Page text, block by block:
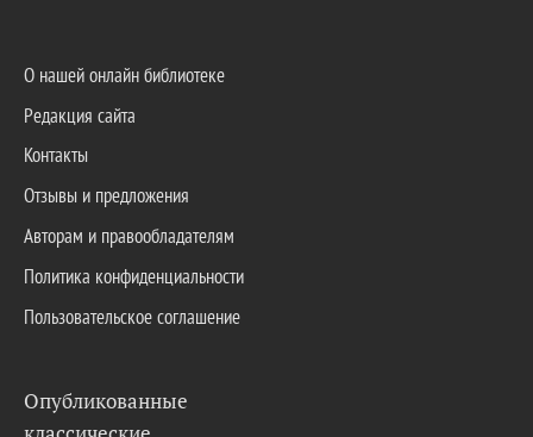
О нашей онлайн библиотеке
Редакция сайта
Контакты
Отзывы и предложения
Авторам и правообладателям
Политика конфиденциальности
Пользовательское соглашение
Опубликованные